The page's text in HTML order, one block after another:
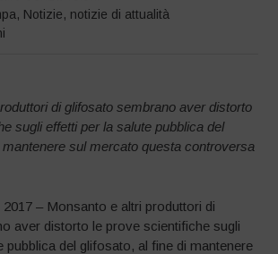
, Notizie, notizie di attualità
di glifosato sembrano aver distorto
sugli effetti per la salute pubblica del
sul mercato questa controversa
– Monsanto e altri produttori di
aver distorto le prove scientifiche sugli
pubblica del glifosato, al fine di mantenere